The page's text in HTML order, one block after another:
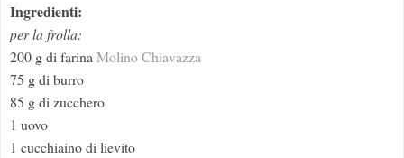
Ingredienti:
per la frolla:
200 g di farinaMolino Chiavazza
75 g di burro
85 g di zucchero
1 uovo
1 cucchiaino di lievito